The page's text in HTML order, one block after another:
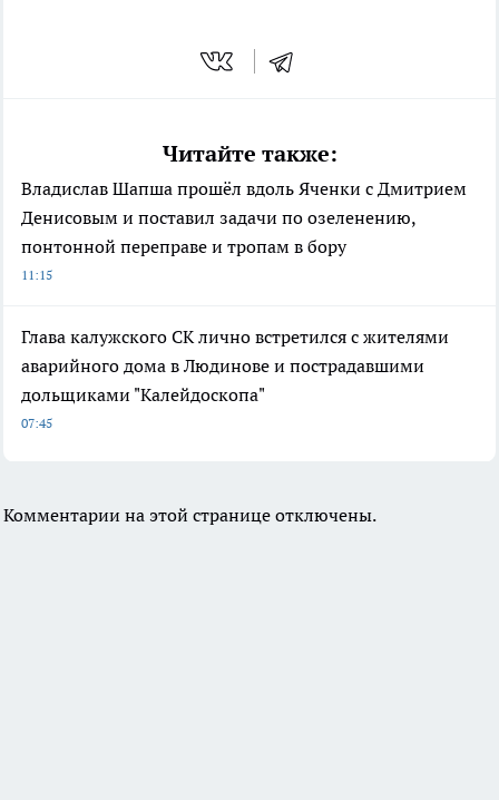
Читайте также:
Владислав Шапша прошёл вдоль Яченки с Дмитрием
Денисовым и поставил задачи по озеленению,
понтонной переправе и тропам в бору
11:15
Глава калужского СК лично встретился с жителями
аварийного дома в Людинове и пострадавшими
дольщиками "Калейдоскопа"
07:45
Комментарии на этой странице отключены.